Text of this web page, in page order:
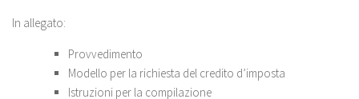
In allegato:
Provvedimento
Modello per la richiesta del credito d’imposta
Istruzioni per la compilazione